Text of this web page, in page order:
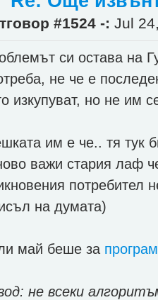
#1524 -: Jul
си остава на
не че е
изкупуват, но не им
им е че.. тя тук
важи стария лаф
потребител
на думата)
май беше за
не всеки